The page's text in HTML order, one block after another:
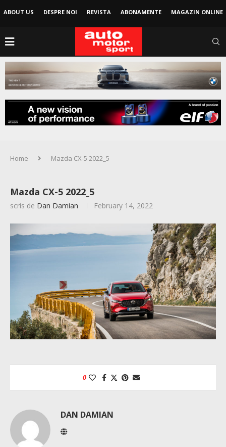
ABOUT US DESPRE NOI REVISTA ABONAMENTE MAGAZIN ONLINE
Home Mazda CX-5 2022_5
Mazda CX-5 2022_5
scris de Dan Damian February 14, 2022
0
DAN DAMIAN